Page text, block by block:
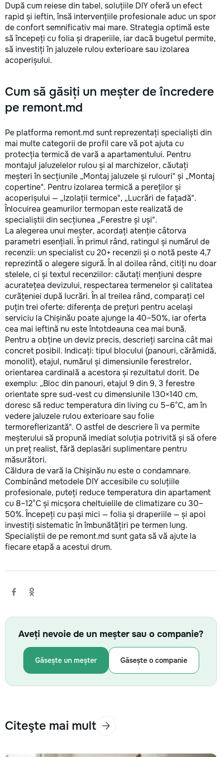
După cum reiese din tabel, soluțiile DIY oferă un efect
rapid și ieftin, însă intervențiile profesionale aduc un spor
de confort semnificativ mai mare. Strategia optimă este
să începeți cu folia și draperiile, iar dacă bugetul permite,
să investiți în jaluzele rulou exterioare sau izolarea
acoperișului.
Cum să găsiți un meșter de încredere
pe remont.md
Pe platforma remont.md sunt reprezentați specialiști din
mai multe categorii de profil care vă pot ajuta cu
protecția termică de vară a apartamentului. Pentru
montajul jaluzelelor rulou și al marchizelor, căutați
meșteri în secțiunile „Montaj jaluzele și rulouri" și „Montaj
copertine". Pentru izolarea termică a pereților și
acoperișului — „Izolații termice", „Lucrări de fațadă".
Înlocuirea geamurilor termopan este realizată de
specialiștii din secțiunea „Ferestre și uși".
La alegerea unui meșter, acordați atenție câtorva
parametri esențiali. În primul rând, ratingul și numărul de
recenzii: un specialist cu 20+ recenzii și o notă peste 4,7
reprezintă o alegere sigură. În al doilea rând, citiți nu doar
stelele, ci și textul recenziilor: căutați mențiuni despre
acuratețea devizului, respectarea termenelor și calitatea
curățeniei după lucrări. În al treilea rând, comparați cel
puțin trei oferte: diferența de prețuri pentru același
serviciu la Chișinău poate ajunge la 40–50%, iar oferta
cea mai ieftină nu este întotdeauna cea mai bună.
Pentru a obține un deviz precis, descrieți sarcina cât mai
concret posibil. Indicați: tipul blocului (panouri, cărămidă,
monolit), etajul, numărul și dimensiunile ferestrelor,
orientarea cardinală a acestora și rezultatul dorit. De
exemplu: „Bloc din panouri, etajul 9 din 9, 3 ferestre
orientate spre sud-vest cu dimensiunile 130×140 cm,
doresc să reduc temperatura din living cu 5–6°C, am în
vedere jaluzele rulou exterioare sau folie
termoreflerizantă". O astfel de descriere îi va permite
meșterului să propună imediat soluția potrivită și să ofere
un preț realist, fără deplasări suplimentare pentru
măsurători.
Căldura de vară la Chișinău nu este o condamnare.
Combinând metodele DIY accesibile cu soluțiile
profesionale, puteți reduce temperatura din apartament
cu 8–12°C și micșora cheltuielile de climatizare cu 30–
50%. Începeți cu pași mici — folia și draperiile — și apoi
investiți sistematic în îmbunătățiri pe termen lung.
Specialiștii de pe remont.md sunt gata să vă ajute la
fiecare etapă a acestui drum.
Aveți nevoie de un meșter sau o companie?
Găsește un meșter Găsește o companie
Citeşte mai mult